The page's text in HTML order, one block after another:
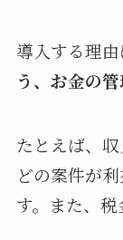
導入する理由
う、お金の
たとえば、
どの案件が
す。また、税